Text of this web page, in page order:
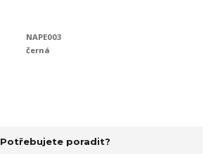
NAPE003
černá
Potřebujete poradit?